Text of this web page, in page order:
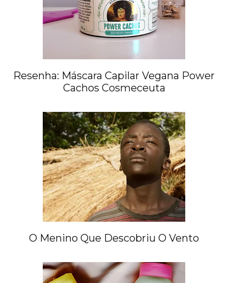
Resenha: Máscara Capilar Vegana Power
Cachos Cosmeceuta
O Menino Que Descobriu O Vento